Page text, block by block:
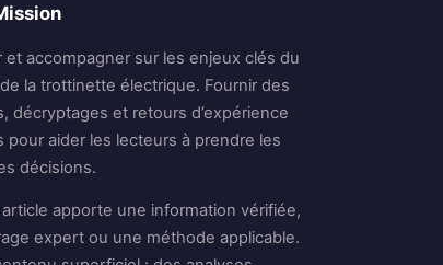
et accompagner sur les enjeux clés du
la trottinette électrique. Fournir des
décryptages et retours d’expérience
pour aider les lecteurs à prendre les
décisions.
apporte une information vérifiée,
expert ou une méthode applicable.